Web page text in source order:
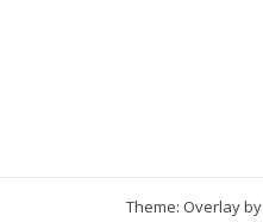
Theme: Overlay by